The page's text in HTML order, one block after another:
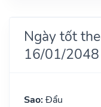
Ngày tốt
16/01/2048
Sao: Đẩu